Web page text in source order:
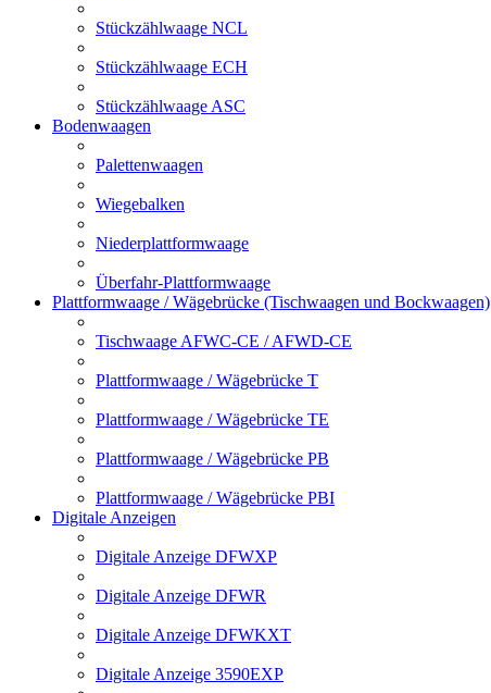
Stückzählwaage NCL
Stückzählwaage ECH
Stückzählwaage ASC
Bodenwaagen
Palettenwaagen
Wiegebalken
Niederplattformwaage
Überfahr-Plattformwaage
Plattformwaage / Wägebrücke (Tischwaagen und Bockwaagen)
Tischwaage AFWC-CE / AFWD-CE
Plattformwaage / Wägebrücke T
Plattformwaage / Wägebrücke TE
Plattformwaage / Wägebrücke PB
Plattformwaage / Wägebrücke PBI
Digitale Anzeigen
Digitale Anzeige DFWXP
Digitale Anzeige DFWR
Digitale Anzeige DFWKXT
Digitale Anzeige 3590EXP